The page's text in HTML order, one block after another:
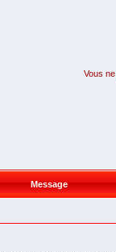
Vous
Message